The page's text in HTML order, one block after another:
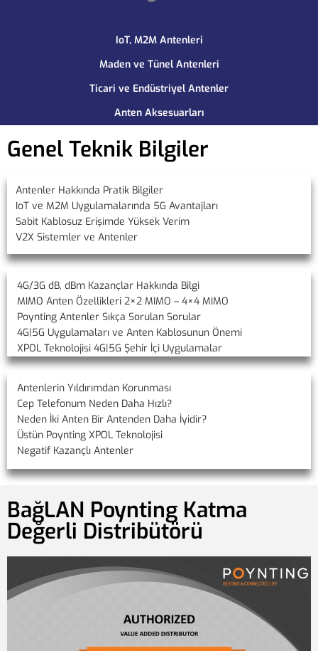
IoT, M2M Antenleri
Maden ve Tünel Antenleri
Ticari ve Endüstriyel Antenler
Anten Aksesuarları
Genel Teknik Bilgiler
Antenler Hakkında Pratik Bilgiler
IoT ve M2M Uygulamalarında 5G Avantajları
Sabit Kablosuz Erişimde Yüksek Verim
V2X Sistemler ve Antenler
4G/3G dB, dBm Kazançlar Hakkında Bilgi
MIMO Anten Özellikleri 2×2 MIMO – 4×4 MIMO
Poynting Antenler Sıkça Sorulan Sorular
4G|5G Uygulamaları ve Anten Kablosunun Önemi
XPOL Teknolojisi 4G|5G Şehir İçi Uygulamalar
Antenlerin Yıldırımdan Korunması
Cep Telefonum Neden Daha Hızlı?
Neden İki Anten Bir Antenden Daha İyidir?
Üstün Poynting XPOL Teknolojisi
Negatif Kazançlı Antenler
BağLAN Poynting Katma
Değerli Distribütörü